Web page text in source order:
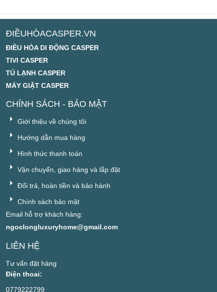
ĐIỀUHÒACASPER.VN
ĐIỀU HÒA DI ĐỘNG CASPER
TIVI CASPER
TỦ LẠNH CASPER
MÁY GIẶT CASPER
CHÍNH SÁCH - BẢO MẬT
Giới thiệu về chúng tôi
Hướng dẫn mua hàng
Hình thức thanh toán
Vận chuyển, giao hàng và lắp đặt
Đổi trả, hoàn tiền và bảo hành
Chính sách bảo mật
Email hỗ trợ khách hàng:
ngoclongluxuryhome@gmail.com
LIÊN HỆ
Tư vấn đặt hàng
Điện thoai:
0779222799